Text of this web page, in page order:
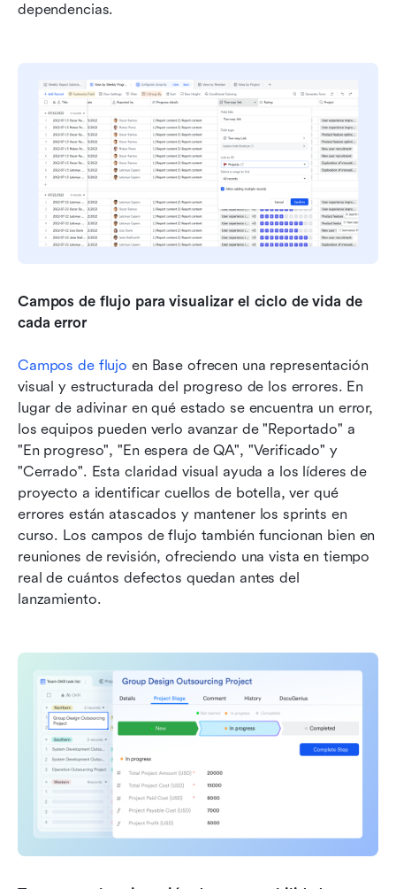
dependencias.
Campos de flujo para visualizar el ciclo de vida de
cada error
Campos de flujo en Base ofrecen una representación
visual y estructurada del progreso de los errores. En
lugar de adivinar en qué estado se encuentra un error,
los equipos pueden verlo avanzar de "Reportado" a
"En progreso", "En espera de QA", "Verificado" y
"Cerrado". Esta claridad visual ayuda a los líderes de
proyecto a identificar cuellos de botella, ver qué
errores están atascados y mantener los sprints en
curso. Los campos de flujo también funcionan bien en
reuniones de revisión, ofreciendo una vista en tiempo
real de cuántos defectos quedan antes del
lanzamiento.